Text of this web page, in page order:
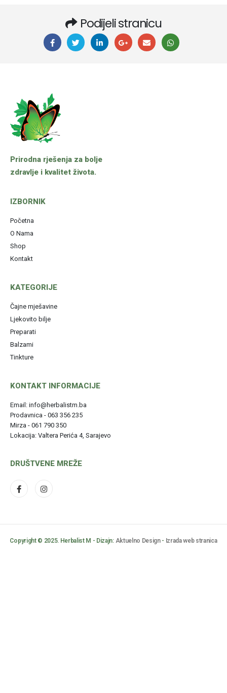
Podijeli stranicu
Prirodna rješenja za bolje
zdravlje i kvalitet života.
IZBORNIK
Početna
O Nama
Shop
Kontakt
KATEGORIJE
Čajne mješavine
Ljekovito bilje
Preparati
Balzami
Tinkture
KONTAKT INFORMACIJE
Email: info@herbalistm.ba
Prodavnica - 063 356 235
Mirza - 061 790 350
Lokacija: Valtera Perića 4, Sarajevo
DRUŠTVENE MREŽE
Copyright © 2025. Herbalist M - Dizajn: Aktuelno Design- Izrada web stranica